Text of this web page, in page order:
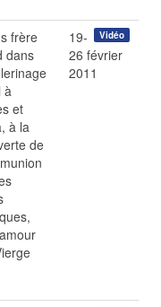
frère
dans
à
et
à la
de
Vidéo
19-
26 février
2011